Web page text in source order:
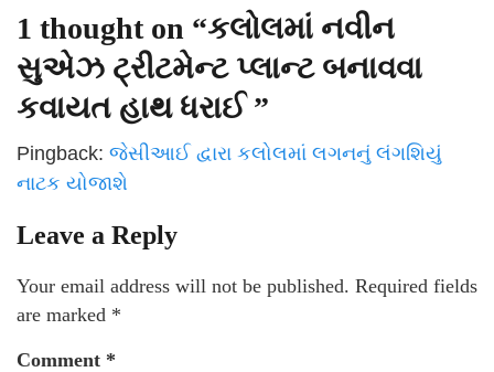
1 thought on “કલોલમાં નવીન
સુએઝ ટ્રીટમેન્ટ પ્લાન્ટ બનાવવા
કવાયત હાથ ધરાઈ”
Pingback: જેસીઆઈ દ્વારા કલોલમાં લગનનું લંગશિયું
નાટક યોજાશે
Leave a Reply
Your email address will not be published. Required fields
are marked *
Comment *